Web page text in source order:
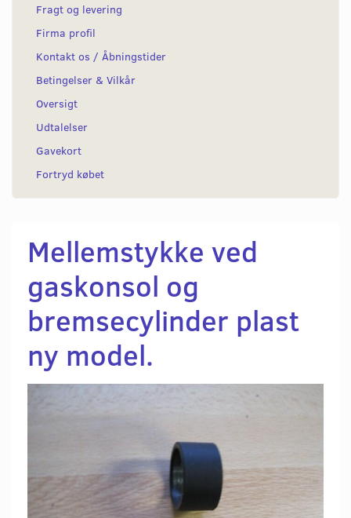
Fragt og levering
Firma profil
Kontakt os / Åbningstider
Betingelser & Vilkår
Oversigt
Udtalelser
Gavekort
Fortryd købet
Mellemstykke ved
gaskonsol og
bremsecylinder plast
ny model.